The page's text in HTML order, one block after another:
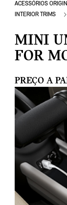
ACESSÓRIOS
INTERIOR TRIMS
MINI
FOR
PREÇO A